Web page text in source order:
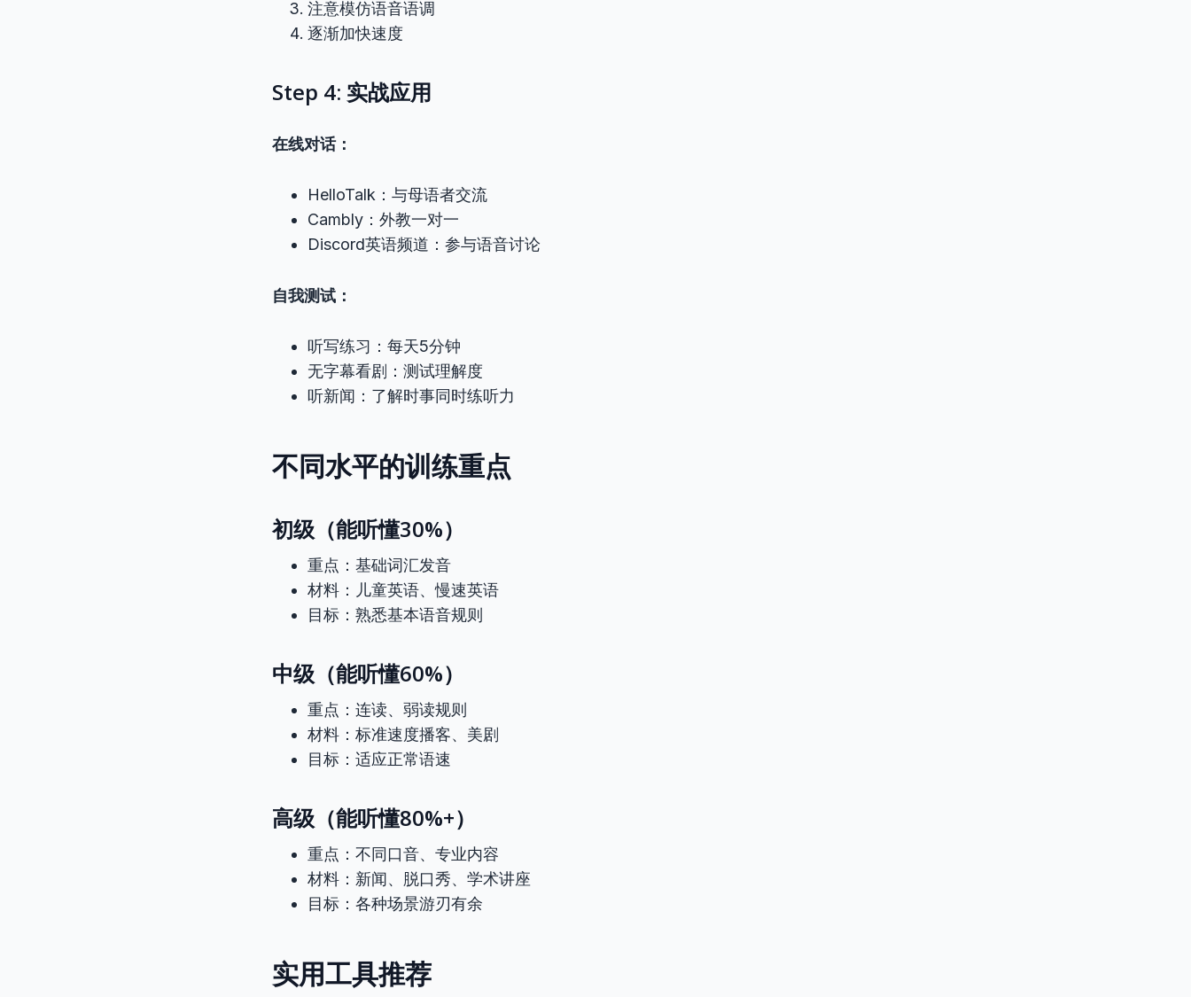
注意模仿语音语调
逐渐加快速度
Step 4: 实战应用
在线对话：
HelloTalk：与母语者交流
Cambly：外教一对一
Discord英语频道：参与语音讨论
自我测试：
听写练习：每天5分钟
无字幕看剧：测试理解度
听新闻：了解时事同时练听力
不同水平的训练重点
初级（能听懂30%）
重点：基础词汇发音
材料：儿童英语、慢速英语
目标：熟悉基本语音规则
中级（能听懂60%）
重点：连读、弱读规则
材料：标准速度播客、美剧
目标：适应正常语速
高级（能听懂80%+）
重点：不同口音、专业内容
材料：新闻、脱口秀、学术讲座
目标：各种场景游刃有余
实用工具推荐